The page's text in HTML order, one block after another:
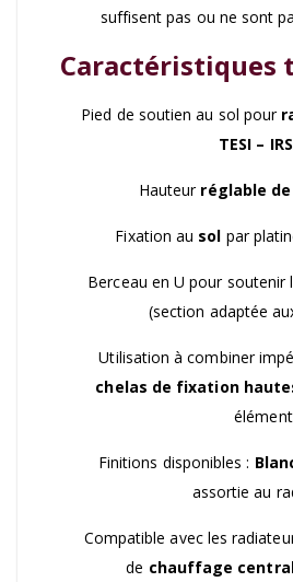
suffisent pas ou ne sont
Caractéristiques
Pied de soutien au sol pour
TESI –
Hauteur réglable de
Fixation au sol par
Berceau en U pour soutenir
(section adaptée
Utilisation à combiner
chelas de fixation
Finitions disponibles :
assortie au
Compatible avec les
de chauffage